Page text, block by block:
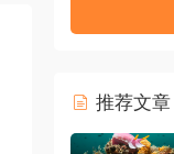
推荐文章